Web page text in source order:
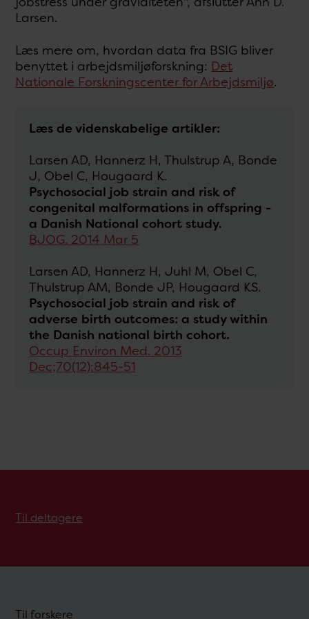
Larsen.
Læs mere om, hvordan data fra BSIG bliver
benyttet i arbejdsmiljøforskning: Det
Nationale Forskningscenter for Arbejdsmiljø.
Læs de videnskabelige artikler:
Larsen AD, Hannerz H, Thulstrup A, Bonde
J, Obel C, Hougaard K.
Psychosocial job strain and risk of
congenital malformations in offspring -
a Danish National cohort study.
BJOG. 2014 Mar 5
Larsen AD, Hannerz H, Juhl M, Obel C,
Thulstrup AM, Bonde JP, Hougaard KS.
Psychosocial job strain and risk of
adverse birth outcomes: a study within
the Danish national birth cohort.
Occup Environ Med. 2013
Dec;70(12):845-51
Til deltagere
Til forskere